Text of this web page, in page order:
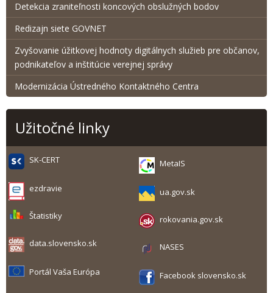
Detekcia zraniteľnosti koncových obslužných bodov
Redizajn siete GOVNET
Zvyšovanie úžitkovej hodnoty digitálnych služieb pre občanov,
podnikateľov a inštitúcie verejnej správy
Modernizácia Ústredného Kontaktného Centra
Užitočné linky
SK-CERT MetaIS
ezdravie ua.gov.sk
Štatistiky rokovania.gov.sk
data.slovensko.sk NASES
Portál Vaša Európa Facebook slovensko.sk